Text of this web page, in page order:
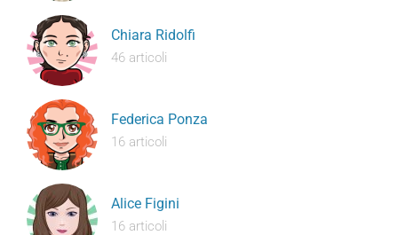
Chiara Ridolfi
46 articoli
Federica Ponza
16 articoli
Alice Figini
16 articoli